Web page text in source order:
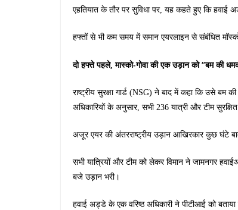
एहतियात के तौर पर सुविधा पर, यह कहते हुए कि हवाई
हफ्तों से भी कम समय में समान एयरलाइन से संबंधित
दो हफ्ते पहले, मास्को-गोवा की एक उड़ान को “बम की
राष्ट्रीय सुरक्षा गार्ड (NSG) ने बाद में कहा कि उसे बम
अधिकारियों के अनुसार, सभी 236 यात्री और टीम
अजूर एयर की अंतरराष्ट्रीय उड़ान आखिरकार कुछ घंटे
सभी यात्रियों और टीम को लेकर विमान ने जामनगर
बजे उड़ान भरी।
हवाई अड्डे के एक वरिष्ठ अधिकारी ने पीटीआई को